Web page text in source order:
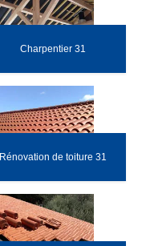
Charpentier 31
Rénovation de toiture 31